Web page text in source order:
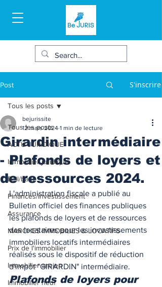
Post S'inscrire
Tous les posts
ACTU JURIDIQUE
Immobilier juridique
Bail/baux
Finances/Investissement
Assurance
MARCHES IMMOBILIES & LOCATIFS
Prix de l'immobilier
Immobilier ancien
Immobilier neuf
Tous les posts
Girardin intermédiaire
- Plafonds de loyers et
de ressources 2024.
bejurissite
12 mars 2024 1 min de lecture
L'administration fiscale a publié au
Bulletin officiel des finances publiques
les plafonds de loyers et de ressources
des locataires pour les investissements
immobiliers locatifs intermédiaires
réalisés sous le dispositif de réduction
d'impôt "GIRARDIN" intermédiaire.
Plafonds de loyers pour